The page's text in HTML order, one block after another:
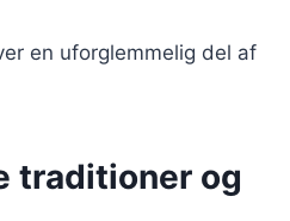
en uforglemmelig del af
traditioner og